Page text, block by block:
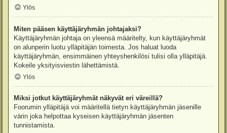
Ylös
Miten pääsen käyttäjäryhmän johtajaksi?
Käyttäjäryhmän johtaja on yleensä määritelty, kun käyttäjäryhmät
on alunperin luotu ylläpitäjän toimesta. Jos haluat luoda
käyttäjäryhmän, ensimmäinen yhteyshenkilösi tulisi olla ylläpitäjä.
Kokeile yksityisviestin lähettämistä.
Ylös
Miksi jotkut käyttäjäryhmät näkyvät eri väreillä?
Foorumin ylläpitäjä voi määritellä tietyn käyttäjäryhmän jäsenille
värin joka helpottaa kyseisen käyttäjäryhmän jäsenten
tunnistamista.